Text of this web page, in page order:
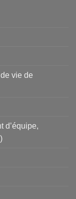
vie de
d’équipe,